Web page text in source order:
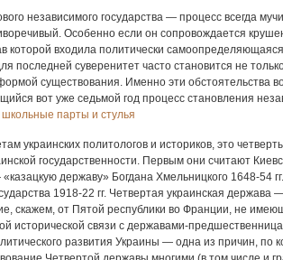
независимого государства — процесс всегда
Особенно если он сопровождается
которой входила политически
последней суверенитет часто становится не
существования. Именно эти обстоятельства
вот уже седьмой год процесс становления
школьные парты и стулья
украинских политологов и историков, это
государственности. Первым они считают
державу» Богдана Хмельницкого 1648-54
1918-22 гг. Четвертая украинская держава
скажем, от Пятой республики во Франции, не
исторической связи с державами-
развития Украины — одна из причин, по